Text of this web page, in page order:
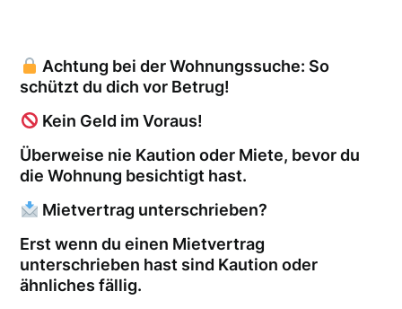
Achtung bei der Wohnungssuche: So
schützt du dich vor Betrug!
Kein Geld im Voraus!
Überweise nie Kaution oder Miete, bevor du
die Wohnung besichtigt hast.
Mietvertrag unterschrieben?
Erst wenn du einen Mietvertrag
unterschrieben hast sind Kaution oder
ähnliches fällig.